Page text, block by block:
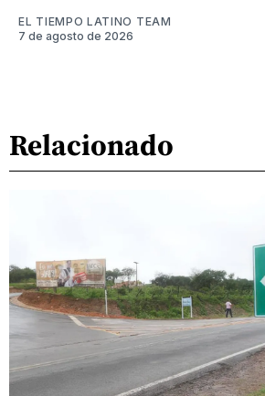
EL TIEMPO LATINO TEAM
7 de agosto de 2026
Relacionado